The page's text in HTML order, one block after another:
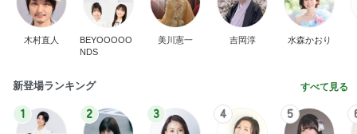
木村直人
BEYOOOOO
NDS
美川憲一 吉岡淳 水森かおり
新登場ランキング すべて見る
1 2 3 4 5